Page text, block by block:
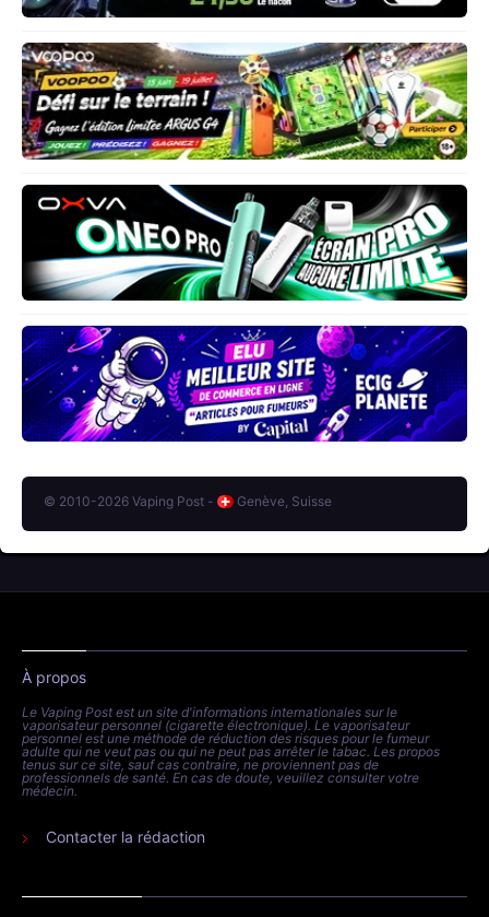
© 2010-2026 Vaping Post - Genève, Suisse
À propos
Le Vaping Post est un site d'informations internationales sur le
vaporisateur personnel (cigarette électronique). Le vaporisateur
personnel est une méthode de réduction des risques pour le fumeur
adulte qui ne veut pas ou qui ne peut pas arrêter le tabac. Les propos
tenus sur ce site, sauf cas contraire, ne proviennent pas de
professionnels de santé. En cas de doute, veuillez consulter votre
médecin.
Contacter la rédaction